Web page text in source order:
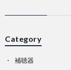
Category
補聴器